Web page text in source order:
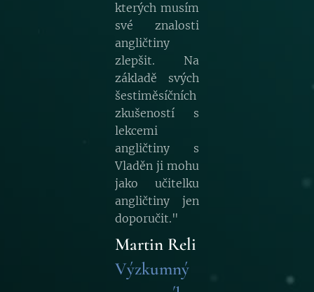
kterých musím
své znalosti
angličtiny
zlepšit. Na
základě svých
šestiměsíčních
zkušeností s
lekcemi
angličtiny s
Vladěn ji mohu
jako učitelku
angličtiny jen
doporučit."
Martin Reli
Výzkumný